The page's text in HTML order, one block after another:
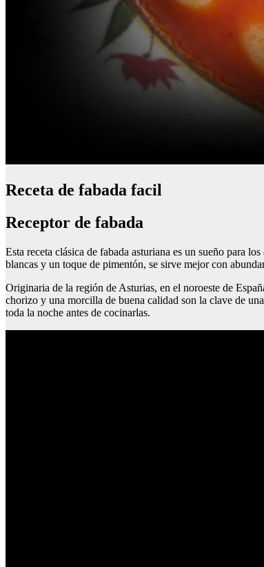
Receta de fabada facil
Receptor de fabada
Esta receta clásica de fabada asturiana es un sueño para
blancas y un toque de pimentón, se sirve mejor con
Originaria de la región de Asturias, en el noroeste de
chorizo y una morcilla de buena calidad son la clave de
toda la noche antes de cocinarlas.